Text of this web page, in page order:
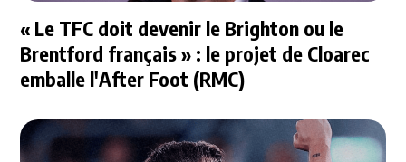
« Le TFC doit devenir le Brighton ou le
Brentford français » : le projet de Cloarec
emballe l'After Foot (RMC)